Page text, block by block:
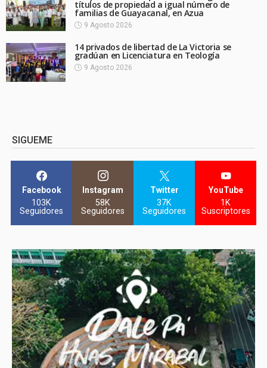
títulos de propiedad a igual número de
familias de Guayacanal, en Azua
9 Agosto 2026
14 privados de libertad de La Victoria se
gradúan en Licenciatura en Teología
9 Agosto 2026
SIGUEME
Facebook
103K
Seguidores
Instagram
58K
Seguidores
Twitter
37K
Seguidores
YouTube
1K
Suscriptores